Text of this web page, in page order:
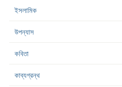
ইসলামিক
উপন্যাস
কবিতা
কাব্যগ্রন্থ